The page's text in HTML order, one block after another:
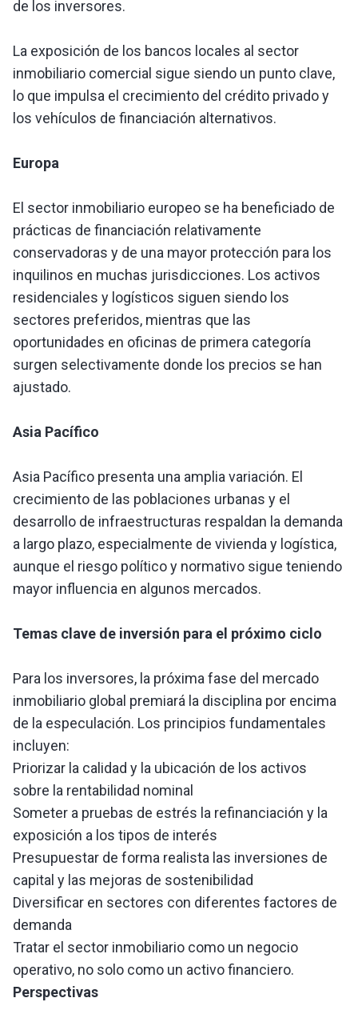
de los inversores.
La exposición de los bancos locales al sector
inmobiliario comercial sigue siendo un punto clave,
lo que impulsa el crecimiento del crédito privado y
los vehículos de financiación alternativos.
Europa
El sector inmobiliario europeo se ha beneficiado de
prácticas de financiación relativamente
conservadoras y de una mayor protección para los
inquilinos en muchas jurisdicciones. Los activos
residenciales y logísticos siguen siendo los
sectores preferidos, mientras que las
oportunidades en oficinas de primera categoría
surgen selectivamente donde los precios se han
ajustado.
Asia Pacífico
Asia Pacífico presenta una amplia variación. El
crecimiento de las poblaciones urbanas y el
desarrollo de infraestructuras respaldan la demanda
a largo plazo, especialmente de vivienda y logística,
aunque el riesgo político y normativo sigue teniendo
mayor influencia en algunos mercados.
Temas clave de inversión para el próximo ciclo
Para los inversores, la próxima fase del mercado
inmobiliario global premiará la disciplina por encima
de la especulación. Los principios fundamentales
incluyen:
Priorizar la calidad y la ubicación de los activos
sobre la rentabilidad nominal
Someter a pruebas de estrés la refinanciación y la
exposición a los tipos de interés
Presupuestar de forma realista las inversiones de
capital y las mejoras de sostenibilidad
Diversificar en sectores con diferentes factores de
demanda
Tratar el sector inmobiliario como un negocio
operativo, no solo como un activo financiero.
Perspectivas